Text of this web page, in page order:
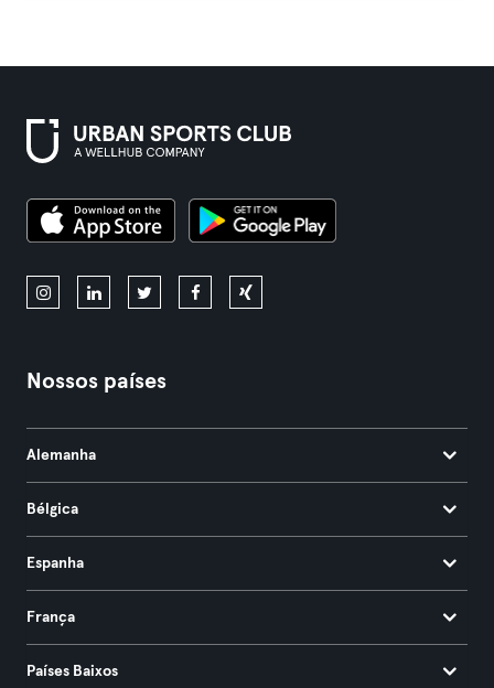
Nossos países
Alemanha
Bélgica
Espanha
França
Países Baixos